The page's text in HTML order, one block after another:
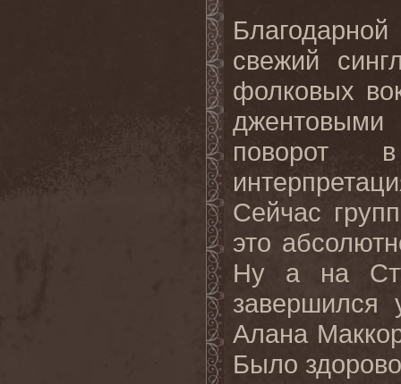
свежий
фолковых
поворот
Сейчас
это
Ну а на
завершился
Алана
Было